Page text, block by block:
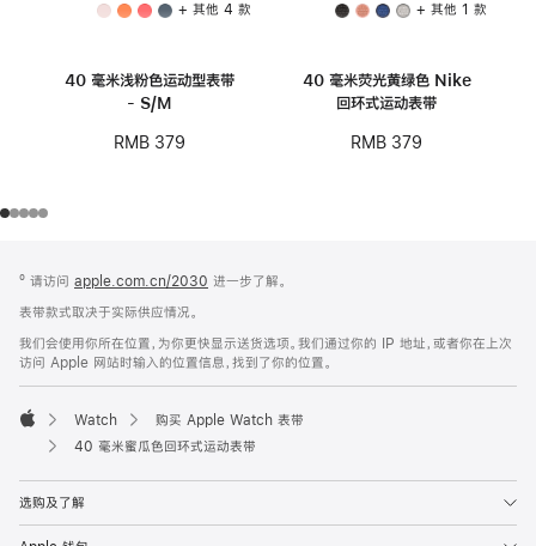
+ 其他 4 款
40 毫米浅粉色运动型表带
- S/M
RMB 379
+ 其他 1 款
40 毫米荧光黄绿色 Nike
回环式运动表带
RMB 379
页
脚
注
º 请访问 apple.com.cn/2030 进一步了解。
表带款式取决于实际供应情况。
我们会使用你所在位置，为你更快显示送货选项。我们通过你的 IP 地址，或者你在上次
访问 Apple 网站时输入的位置信息，找到了你的位置。
Apple
Watch
购买 Apple Watch 表带
40 毫米蜜瓜色回环式运动表带
选购及了解